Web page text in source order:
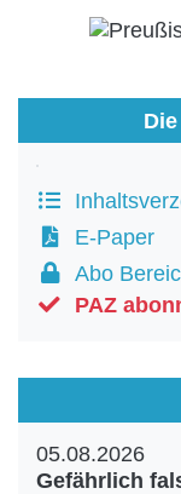
E-Paper
Abo
PAZ
05.08.2026
Gefährlich